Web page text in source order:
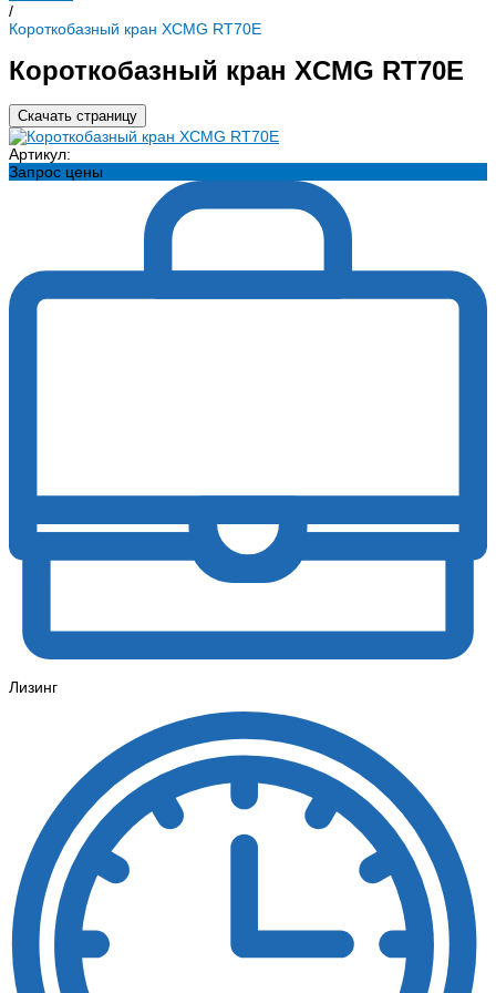
/
Короткобазный кран XCMG RT70E
Короткобазный кран XCMG RT70E
Скачать страницу
Артикул:
Запрос цены
Лизинг